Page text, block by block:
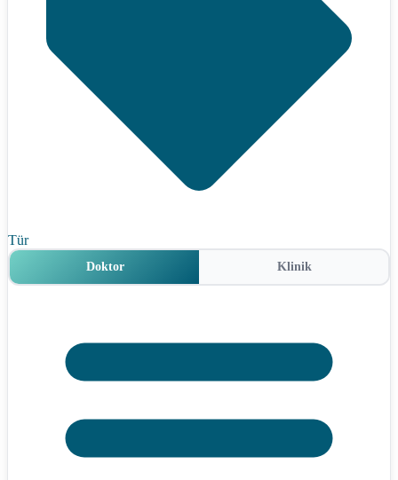
Tür
Doktor Klinik